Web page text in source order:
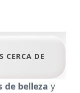
CERCA DE
de belleza y